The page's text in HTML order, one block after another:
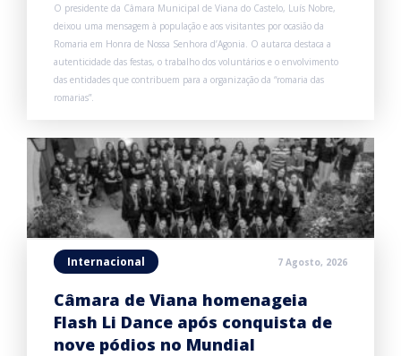
O presidente da Câmara Municipal de Viana do Castelo, Luís Nobre,
deixou uma mensagem à população e aos visitantes por ocasião da
Romaria em Honra de Nossa Senhora d’Agonia. O autarca destaca a
autenticidade das festas, o trabalho dos voluntários e o envolvimento
das entidades que contribuem para a organização da “romaria das
romarias”.
Internacional 7 Agosto, 2026
Câmara de Viana homenageia
Flash Li Dance após conquista de
nove pódios no Mundial